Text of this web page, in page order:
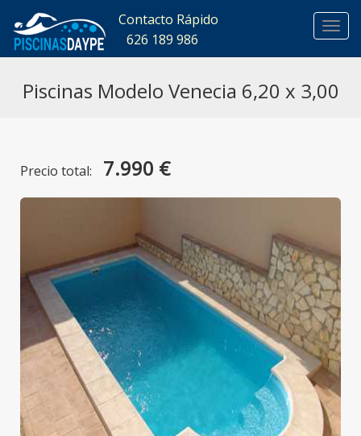
626
Contacto Rápido
626 189 986
Piscinas Modelo Venecia 6,20 x 3,00
Precio total: 7.990 €